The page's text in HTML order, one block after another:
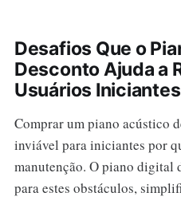
Desafios Que o
Desconto Ajuda a
Usuários Iniciantes
Comprar um piano acústico
inviável para iniciantes por
manutenção. O piano digital
para estes obstáculos,